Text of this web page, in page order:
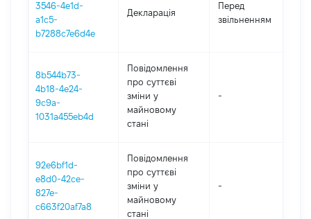
3546-4e1d-
a1c5-
b7288c7e6d4e
Декларація
Перед
звільненням
8b544b73-
4b18-4e24-
9c9a-
1031a455eb4d
Повідомлення
про суттєві
зміни y
майновому
стані
-
92e6bf1d-
e8d0-42ce-
827e-
c663f20af7a8
Повідомлення
про суттєві
зміни y
майновому
стані
-